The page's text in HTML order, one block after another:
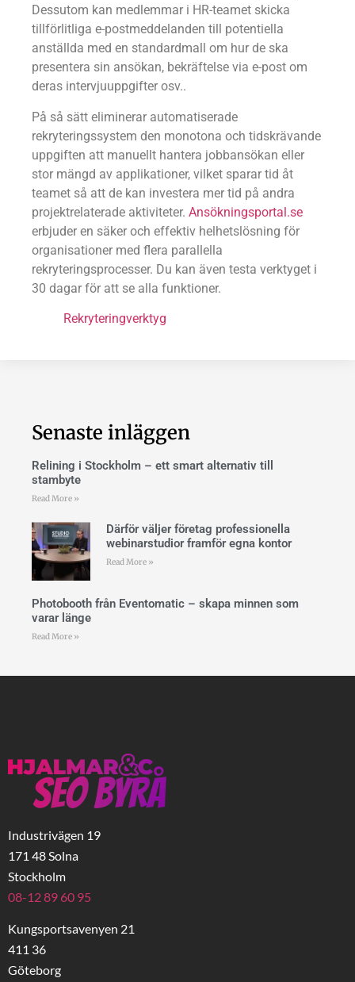
Dessutom kan medlemmar i HR-teamet skicka
tillförlitliga e-postmeddelanden till potentiella
anställda med en standardmall om hur de ska
presentera sin ansökan, bekräftelse via e-post om
deras intervjuuppgifter osv..
På så sätt eliminerar automatiserade
rekryteringssystem den monotona och tidskrävande
uppgiften att manuellt hantera jobbansökan eller
stor mängd av applikationer, vilket sparar tid åt
teamet så att de kan investera mer tid på andra
projektrelaterade aktiviteter. Ansökningsportal.se
erbjuder en säker och effektiv helhetslösning för
organisationer med flera parallella
rekryteringsprocesser. Du kan även testa verktyget i
30 dagar för att se alla funktioner.
Rekryteringverktyg
Senaste inläggen
Relining i Stockholm – ett smart alternativ till
stambyte
Read More »
Därför väljer företag professionella
webinarstudior framför egna kontor
Read More »
Photobooth från Eventomatic – skapa minnen som
varar länge
Read More »
Industrivägen 19
171 48 Solna
Stockholm
08-12 89 60 95
Kungsportsavenyen 21
411 36
Göteborg